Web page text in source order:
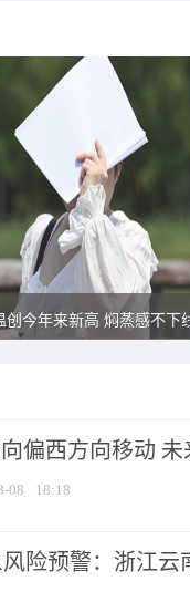
创今年来新高 焖蒸感不下
偏西方向移动
08 18:18
险预警：浙江云